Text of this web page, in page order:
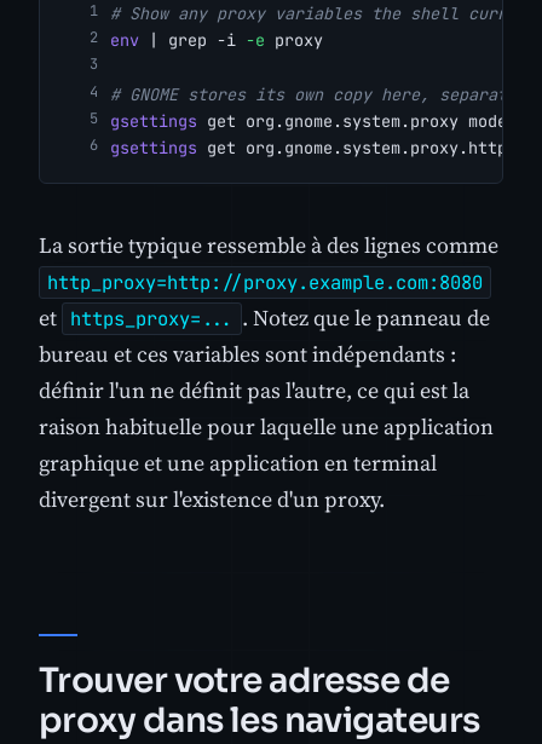
# Show any proxy variables the shell
env | grep -i -e proxy
# GNOME stores its own copy here, separate
gsettings get org.gnome.system.proxy mode
gsettings get org.gnome.system.proxy.http
La sortie typique ressemble à des lignes comme
http_proxy=http://proxy.example.com:8080
et https_proxy=... . Notez que le panneau de
bureau et ces variables sont indépendants :
définir l'un ne définit pas l'autre, ce qui est la
raison habituelle pour laquelle une application
graphique et une application en terminal
divergent sur l'existence d'un proxy.
Trouver votre adresse de
proxy dans les navigateurs